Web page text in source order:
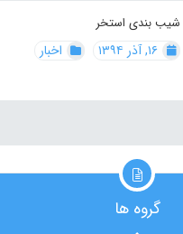
شیب بندی استخر
اخبار
گروه ها